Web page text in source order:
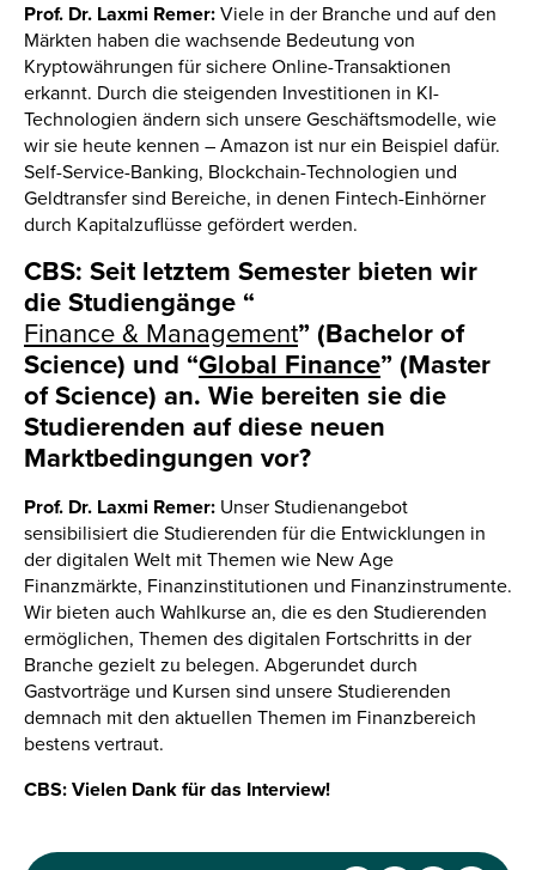
Prof. Dr. Laxmi Remer: Viele in der Branche und auf den
Märkten haben die wachsende Bedeutung von
Kryptowährungen für sichere Online-Transaktionen
erkannt. Durch die steigenden Investitionen in KI-
Technologien ändern sich unsere Geschäftsmodelle, wie
wir sie heute kennen – Amazon ist nur ein Beispiel dafür.
Self-Service-Banking, Blockchain-Technologien und
Geldtransfer sind Bereiche, in denen Fintech-Einhörner
durch Kapitalzuflüsse gefördert werden.
CBS: Seit letztem Semester bieten wir
die Studiengänge “
Finance & Management” (Bachelor of
Science) und “Global Finance” (Master
of Science) an. Wie bereiten sie die
Studierenden auf diese neuen
Marktbedingungen vor?
Prof. Dr. Laxmi Remer: Unser Studienangebot
sensibilisiert die Studierenden für die Entwicklungen in
der digitalen Welt mit Themen wie New Age
Finanzmärkte, Finanzinstitutionen und Finanzinstrumente.
Wir bieten auch Wahlkurse an, die es den Studierenden
ermöglichen, Themen des digitalen Fortschritts in der
Branche gezielt zu belegen. Abgerundet durch
Gastvorträge und Kursen sind unsere Studierenden
demnach mit den aktuellen Themen im Finanzbereich
bestens vertraut.
CBS: Vielen Dank für das Interview!